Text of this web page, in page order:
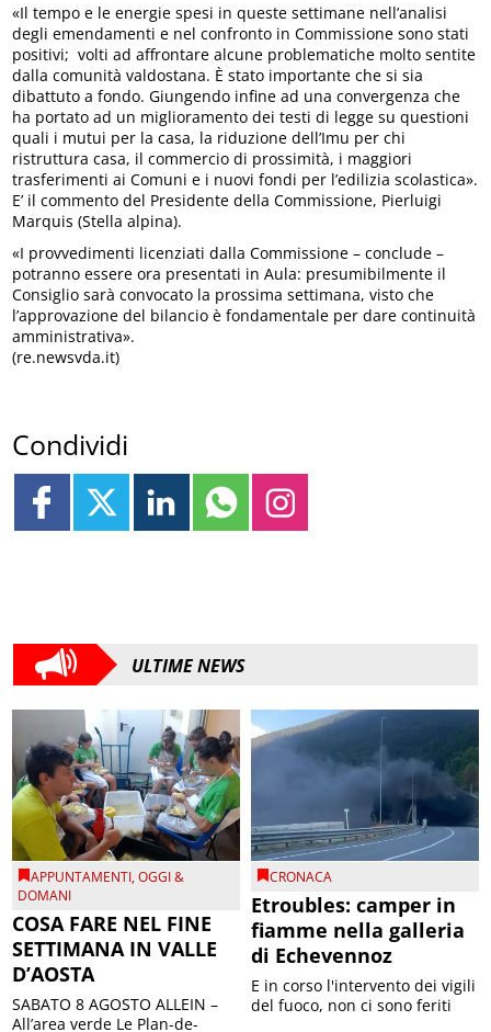
«Il tempo e le energie spesi in queste settimane nell’analisi
degli emendamenti e nel confronto in Commissione sono stati
positivi; volti ad affrontare alcune problematiche molto sentite
dalla comunità valdostana. È stato importante che si sia
dibattuto a fondo. Giungendo infine ad una convergenza che
ha portato ad un miglioramento dei testi di legge su questioni
quali i mutui per la casa, la riduzione dell’Imu per chi
ristruttura casa, il commercio di prossimità, i maggiori
trasferimenti ai Comuni e i nuovi fondi per l’edilizia scolastica».
E’ il commento del Presidente della Commissione, Pierluigi
Marquis (Stella alpina).
«I provvedimenti licenziati dalla Commissione – conclude –
potranno essere ora presentati in Aula: presumibilmente il
Consiglio sarà convocato la prossima settimana, visto che
l’approvazione del bilancio è fondamentale per dare continuità
amministrativa».
(re.newsvda.it)
Condividi
ULTIME NEWS
APPUNTAMENTI,OGGI &
DOMANI
COSA FARE NEL FINE
SETTIMANA IN VALLE
D’AOSTA
SABATO 8 AGOSTO ALLEIN –
All’area verde Le Plan-de-
CRONACA
Etroubles: camper in
fiamme nella galleria
di Echevennoz
E in corso l'intervento dei vigili
del fuoco, non ci sono feriti